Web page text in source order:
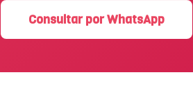
Consultar por WhatsApp